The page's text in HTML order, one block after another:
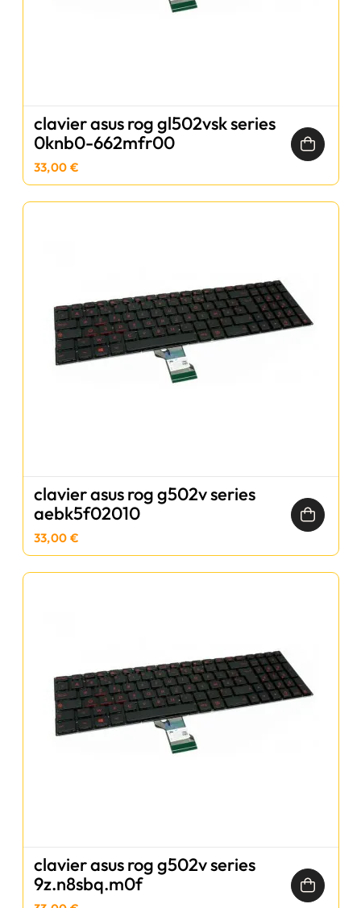
clavier asus rog gl502vsk series
0knb0-662mfr00
33,00 €
clavier asus rog g502v series
aebk5f02010
33,00 €
clavier asus rog g502v series
9z.n8sbq.m0f